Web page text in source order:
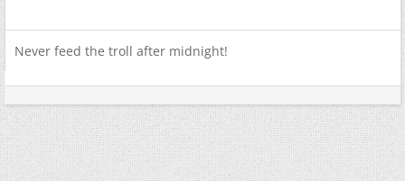
Never feed the troll after midnight!